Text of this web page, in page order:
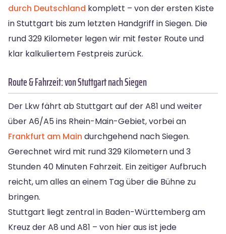
durch Deutschland komplett – von der ersten Kiste
in Stuttgart bis zum letzten Handgriff in Siegen. Die
rund 329 Kilometer legen wir mit fester Route und
klar kalkuliertem Festpreis zurück.
Route & Fahrzeit: von Stuttgart nach Siegen
Der Lkw fährt ab Stuttgart auf der A81 und weiter
über A6/A5 ins Rhein-Main-Gebiet, vorbei an
Frankfurt am Main durchgehend nach Siegen.
Gerechnet wird mit rund 329 Kilometern und 3
Stunden 40 Minuten Fahrzeit. Ein zeitiger Aufbruch
reicht, um alles an einem Tag über die Bühne zu
bringen.
Stuttgart liegt zentral in Baden-Württemberg am
Kreuz der A8 und A81 – von hier aus ist jede